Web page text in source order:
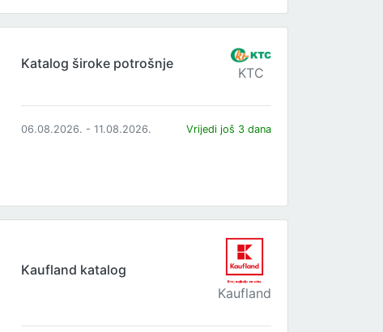
Katalog široke potrošnje
KTC
06.08.2026. - 11.08.2026. Vrijedi još 3 dana
Kaufland katalog
Kaufland